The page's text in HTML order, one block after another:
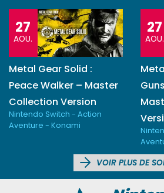
27
AOU.
Metal Gear Solid :
Peace Walker – Master
Collection Version
Nintendo Switch - Action
Aventure - Konami
27
AOU.
VOIR PLUS DE